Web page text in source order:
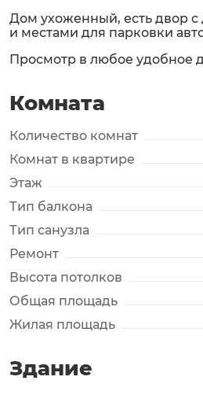
Дом ухоженный, есть двор
и местами для парковки
Просмотр в любое удобное
Комната
Количество комнат
Комнат в квартире
Этаж
Тип балкона
Тип санузла
Ремонт
Высота потолков
Общая площадь
Жилая площадь
Здание